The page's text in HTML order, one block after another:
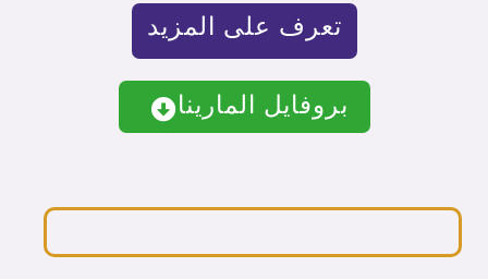
تعرف على المزيد
بروفايل المارينا